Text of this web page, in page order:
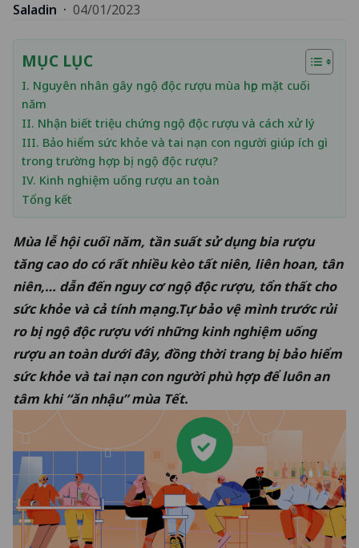
Saladin · 04/01/2023
MỤC LỤC
I. Nguyên nhân gây ngộ độc rượu mùa họp mặt cuối
năm
II. Nhận biết triệu chứng ngộ độc rượu và cách xử lý
III. Bảo hiểm sức khỏe và tai nạn con người giúp ích gì
trong trường hợp bị ngộ độc rượu?
IV. Kinh nghiệm uống rượu an toàn
Tổng kết
Mùa lễ hội cuối năm, tần suất sử dụng bia rượu
tăng cao do có rất nhiều kèo tất niên, liên hoan, tân
niên,… dẫn đến nguy cơ ngộ độc rượu, tổn thất cho
sức khỏe và cả tính mạng.Tự bảo vệ mình trước rủi
ro bị ngộ độc rượu với những kinh nghiệm uống
rượu an toàn dưới đây, đồng thời trang bịbảo hiểm
sức khỏe và tai nạn con ngườiphù hợp để luôn an
tâm khi “ăn nhậu” mùa Tết.